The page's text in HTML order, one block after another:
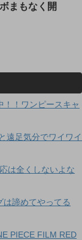
まもなく開
！！ワンピースキャ
遠足気分でワイワイ
は全くしないよな
は諦めてやってる
PIECE FILM RED